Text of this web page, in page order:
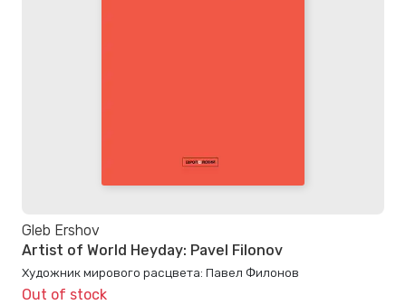
Gleb Ershov
Artist of World Heyday: Pavel Filonov
Художник мирового расцвета: Павел Филонов
Out of stock